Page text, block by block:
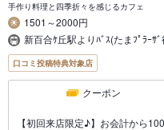
手作り料理と四季折々を感じるカフェ
1501～2000円
新百合ｹ丘駅よりﾊﾞｽ(たまﾌﾟﾗｰｻ
口コミ投稿特典対象店
クーポン
【初回来店限定♪】お会計から